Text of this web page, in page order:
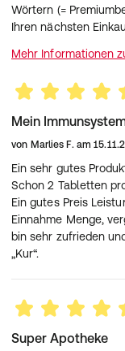
Wörtern (=
Ihren nächsten
Mehr Informationen
Mein
von Marlies F. am
Ein sehr gutes
Schon 2 Tabletten
Ein gutes Preis
Einnahme Menge,
bin sehr zufrieden
„Kur“.
Super Apotheke